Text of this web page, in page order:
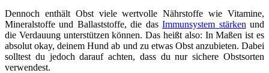
Dennoch enthält Obst viele wertvolle Nährstoffe wie Vitamine,
Mineralstoffe und Ballaststoffe, die dasImmunsystem stärken und
die Verdauung unterstützen können. Das heißt also: In Maßen ist es
absolut okay, deinem Hund ab und zu etwas Obst anzubieten. Dabei
solltest du jedoch darauf achten, dass du nur sichere Obstsorten
verwendest.